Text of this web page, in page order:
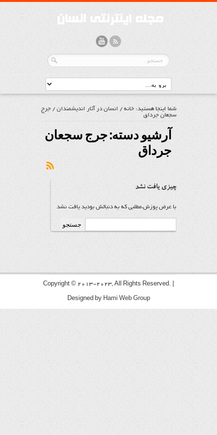
شما اینجا هستید:خانه/ انسان در آثار اندیشمندان /جرج
سجعان جرداق
آرشیو دسته:جرج سجعان
جرداق
چیزی یافت نشد
با عرض پوزش،مطلبی که به دنبالش بودید یافت نشد
برای:
Copyright © 2013-2023, All Rights Reserved. |
Designed by Hami Web Group